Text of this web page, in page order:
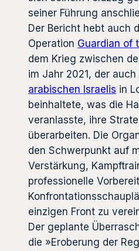
seiner Führung
Der Bericht hebt auch
Operation Guardian of
dem Krieg zwischen
im Jahr 2021, der auch
arabischen Israelis in
beinhaltete, was die
veranlasste, ihre
überarbeiten. Die
den Schwerpunkt auf
Verstärkung,
professionelle
einzigen Front zu
Der geplante
die »Eroberung der